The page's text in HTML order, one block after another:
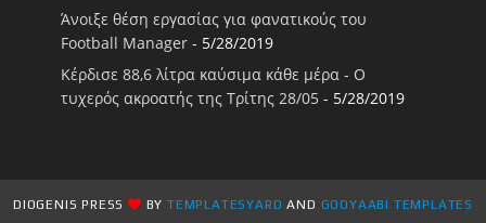
Άνοιξε θέση εργασίας για φανατικούς του
Football Μanager - 5/28/2019
Κέρδισε 88,6 λίτρα καύσιμα κάθε μέρα - Ο
τυχερός ακροατής της Τρίτης 28/05 - 5/28/2019
DIOGENIS PRESS BYTEMPLATESYARD AND GOOYAABI TEMPLATES